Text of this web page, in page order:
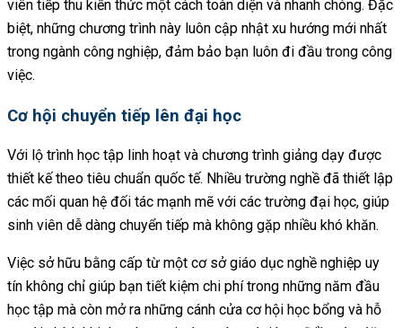
viên tiếp thu kiến thức một cách toàn diện và nhanh chóng. Đặc
biệt, những chương trình này luôn cập nhật xu hướng mới nhất
trong ngành công nghiệp, đảm bảo bạn luôn đi đầu trong công
việc.
Cơ hội chuyển tiếp lên đại học
Với lộ trình học tập linh hoạt và chương trình giảng dạy được
thiết kế theo tiêu chuẩn quốc tế. Nhiều trường nghề đã thiết lập
các mối quan hệ đối tác mạnh mẽ với các trường đại học, giúp
sinh viên dễ dàng chuyển tiếp mà không gặp nhiều khó khăn.
Việc sở hữu bằng cấp từ một cơ sở giáo dục nghề nghiệp uy
tín không chỉ giúp bạn tiết kiệm chi phí trong những năm đầu
học tập mà còn mở ra những cánh cửa cơ hội học bổng và hỗ